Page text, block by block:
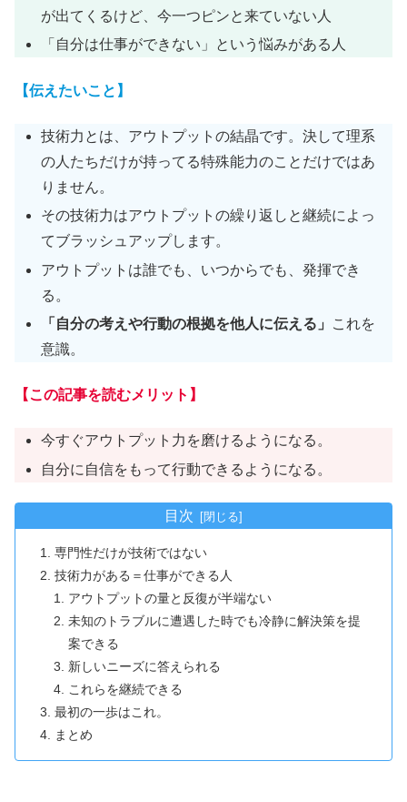
が出てくるけど、今一つピンと来ていない人
「自分は仕事ができない」という悩みがある人
【伝えたいこと】
技術力とは、アウトプットの結晶です。決して理系
の人たちだけが持ってる特殊能力のことだけではあ
りません。
その技術力はアウトプットの繰り返しと継続によっ
てブラッシュアップします。
アウトプットは誰でも、いつからでも、発揮でき
る。
「自分の考えや行動の根拠を他人に伝える」
これを
意識。
【この記事を読むメリット】
今すぐアウトプット力を磨けるようになる。
自分に自信をもって行動できるようになる。
目次
専門性だけが技術ではない
技術力がある＝仕事ができる人
アウトプットの量と反復が半端ない
未知のトラブルに遭遇した時でも冷静に解決策を提
案できる
新しいニーズに答えられる
これらを継続できる
最初の一歩はこれ。
まとめ